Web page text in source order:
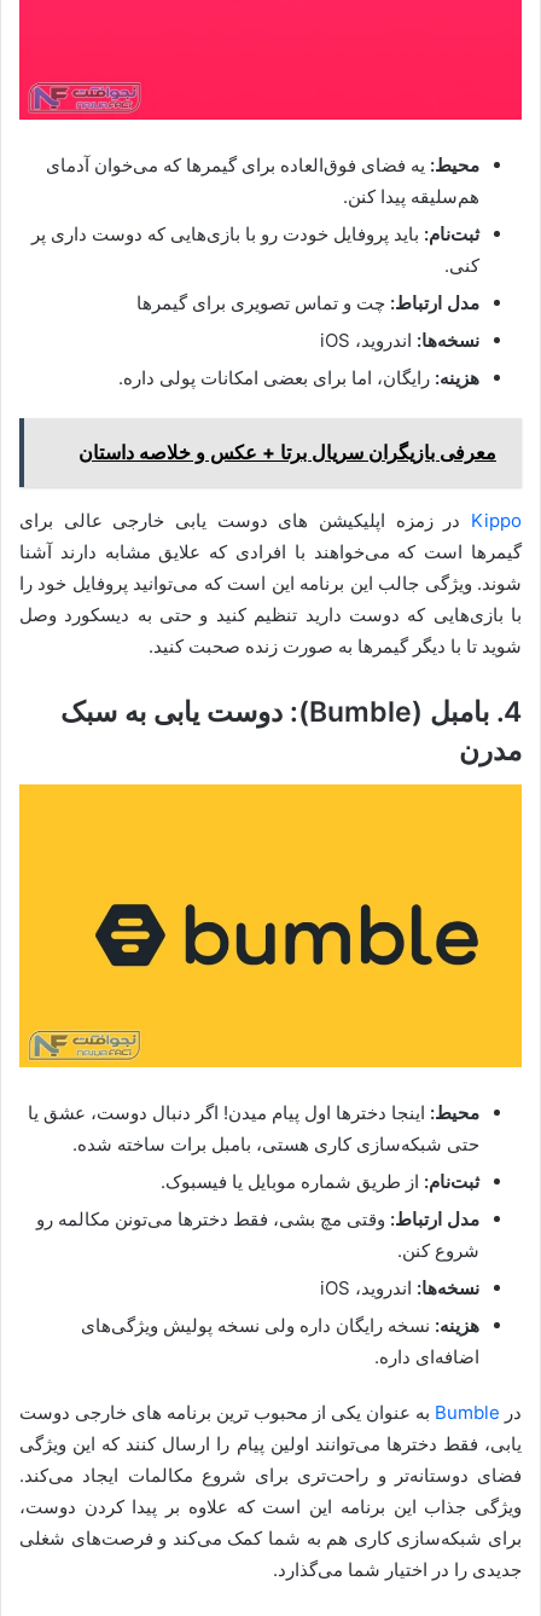
محیط: یه فضای فوق‌العاده برای گیمرها که می‌خوان آدمای
هم‌سلیقه پیدا کنن.
ثبت‌نام: باید پروفایل خودت رو با بازی‌هایی که دوست داری پر
کنی.
مدل ارتباط: چت و تماس تصویری برای گیمرها
نسخه‌ها: اندروید، iOS
هزینه: رایگان، اما برای بعضی امکانات پولی داره.
معرفی بازیگران سریال برتا + عکس و خلاصه داستان
Kippo در زمزه اپلیکیشن های دوست یابی خارجی عالی برای
گیمرها است که می‌خواهند با افرادی که علایق مشابه دارند آشنا
شوند. ویژگی جالب این برنامه این است که می‌توانید پروفایل خود را
با بازی‌هایی که دوست دارید تنظیم کنید و حتی به دیسکورد وصل
شوید تا با دیگر گیمرها به صورت زنده صحبت کنید.
4. بامبل (Bumble): دوست یابی به سبک
مدرن
محیط: اینجا دخترها اول پیام میدن! اگر دنبال دوست، عشق یا
حتی شبکه‌سازی کاری هستی، بامبل برات ساخته شده.
ثبت‌نام: از طریق شماره موبایل یا فیسبوک.
مدل ارتباط: وقتی مچ بشی، فقط دخترها می‌تونن مکالمه رو
شروع کنن.
نسخه‌ها: اندروید، iOS
هزینه: نسخه رایگان داره ولی نسخه پولیش ویژگی‌های
اضافه‌ای داره.
در Bumble به عنوان یکی از محبوب ترین برنامه های خارجی دوست
یابی، فقط دخترها می‌توانند اولین پیام را ارسال کنند که این ویژگی
فضای دوستانه‌تر و راحت‌تری برای شروع مکالمات ایجاد می‌کند.
ویژگی جذاب این برنامه این است که علاوه بر پیدا کردن دوست،
برای شبکه‌سازی کاری هم به شما کمک می‌کند و فرصت‌های شغلی
جدیدی را در اختیار شما می‌گذارد.